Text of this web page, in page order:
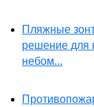
Пляжные
решение для
небом...